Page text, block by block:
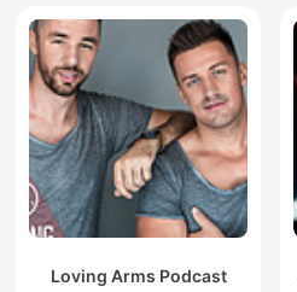
Loving Arms Podcast